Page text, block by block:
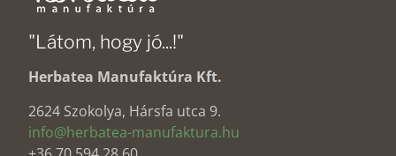
"Látom, hogy jó...!"
Herbatea Manufaktúra Kft.
2624 Szokolya, Hársfa utca 9.
info@herbatea-manufaktura.hu